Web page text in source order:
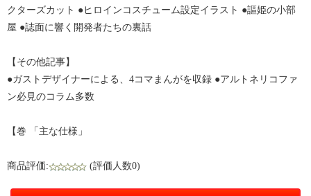
クターズカット ●ヒロインコスチューム設定イラスト ●謳姫の小部
屋 ●誌面に響く開発者たちの裏話
【その他記事】
●ガストデザイナーによる、4コマまんがを収録 ●アルトネリコファ
ン必見のコラム多数
【巻 「主な仕様」
商品評価: (評価人数0)